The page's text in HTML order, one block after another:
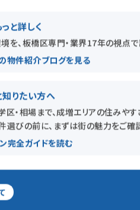
と詳しく
を、板橋区専門・業界17年の視点で
物件紹介ブログを見る
知りたい方へ
区・相場まで、成増エリアの住みや
選びの前に、まずは街の魅力をご確
完全ガイドを読む